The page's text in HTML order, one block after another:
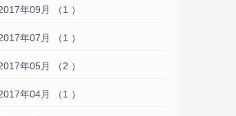
年09月 （1 ）
年07月 （1 ）
年05月 （2 ）
年04月 （1 ）